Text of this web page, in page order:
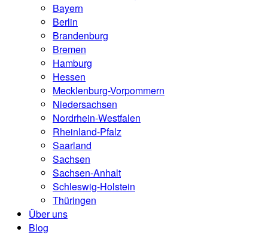
Bayern
Berlin
Brandenburg
Bremen
Hamburg
Hessen
Mecklenburg-Vorpommern
Niedersachsen
Nordrhein-Westfalen
Rheinland-Pfalz
Saarland
Sachsen
Sachsen-Anhalt
Schleswig-Holstein
Thüringen
Über uns
Blog